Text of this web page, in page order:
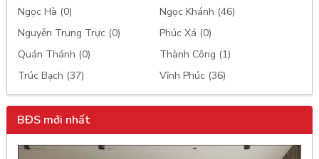
Ngọc Hà (0)
Ngọc Khánh (46)
Nguyễn Trung Trực (0)
Phúc Xá (0)
Quán Thánh (0)
Thành Công (1)
Trúc Bạch (37)
Vĩnh Phúc (36)
BĐS mới nhất